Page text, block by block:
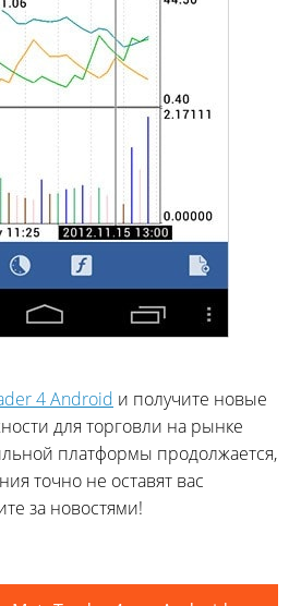
4 Android и получите новые
для торговли на рынке
платформы продолжается,
точно не оставят вас
за новостями!